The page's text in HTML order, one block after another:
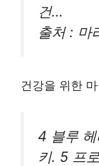
건…
출처 : 마
건강을 위한
4 블루
키. 5 프